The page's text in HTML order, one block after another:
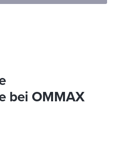
bei OMMAX